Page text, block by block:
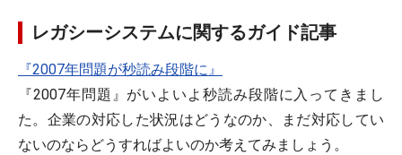
レガシーシステムに関するガイド記事
『2007年問題が秒読み段階に』
『2007年問題』がいよいよ秒読み段階に入ってきまし
た。企業の対応した状況はどうなのか、まだ対応してい
ないのならどうすればよいのか考えてみましょう。